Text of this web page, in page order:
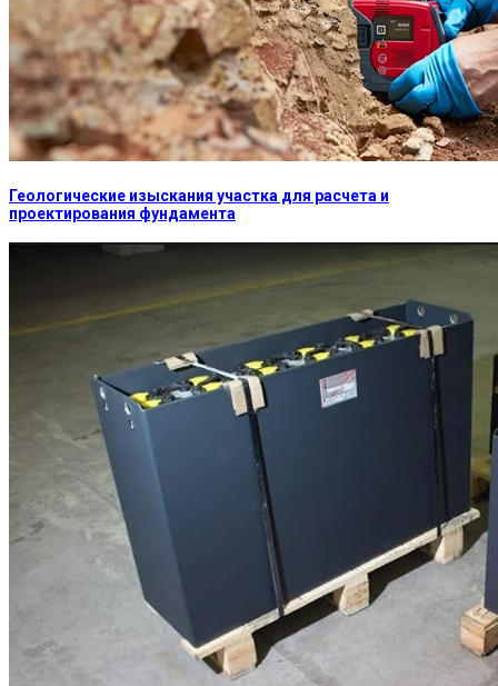
Геологические изыскания участка для расчета и
проектирования фундамента